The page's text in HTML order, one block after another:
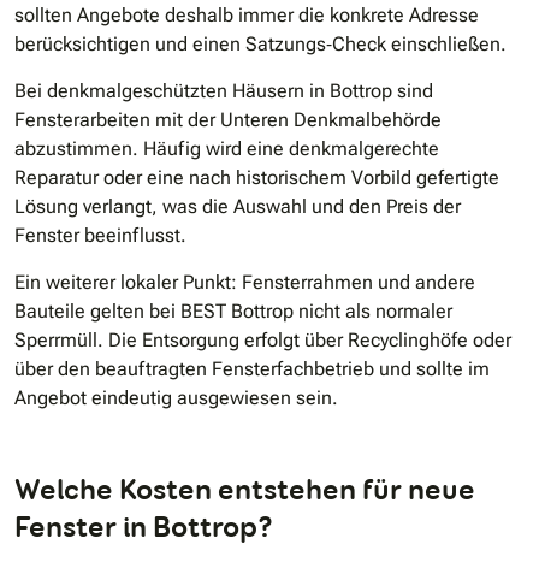
sollten Angebote deshalb immer die konkrete Adresse
berücksichtigen und einen Satzungs‐Check einschließen.
Bei denkmalgeschützten Häusern in Bottrop sind
Fensterarbeiten mit der Unteren Denkmalbehörde
abzustimmen. Häufig wird eine denkmalgerechte
Reparatur oder eine nach historischem Vorbild gefertigte
Lösung verlangt, was die Auswahl und den Preis der
Fenster beeinflusst.
Ein weiterer lokaler Punkt: Fensterrahmen und andere
Bauteile gelten bei BEST Bottrop nicht als normaler
Sperrmüll. Die Entsorgung erfolgt über Recyclinghöfe oder
über den beauftragten Fensterfachbetrieb und sollte im
Angebot eindeutig ausgewiesen sein.
Welche Kosten entstehen für neue
Fenster in Bottrop?